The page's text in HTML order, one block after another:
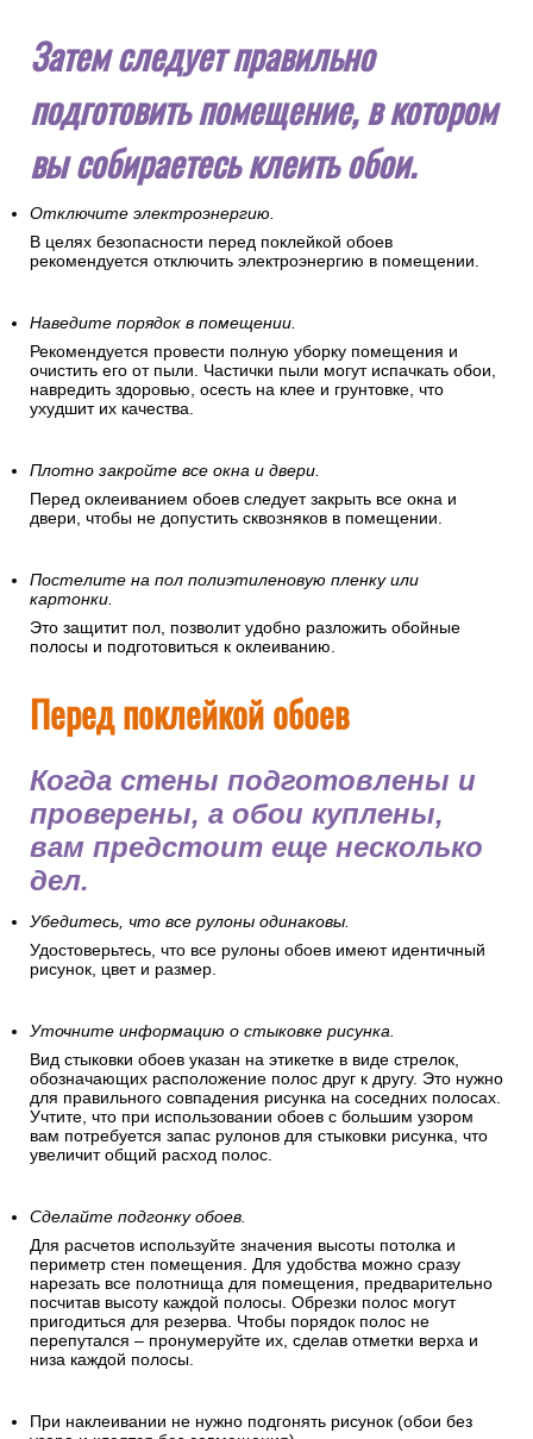
Затем следует правильно
подготовить помещение, в котором
вы собираетесь клеить обои.
Отключите электроэнергию.
В целях безопасности перед поклейкой обоев
рекомендуется отключить электроэнергию в помещении.
Наведите порядок в помещении.
Рекомендуется провести полную уборку помещения и
очистить его от пыли. Частички пыли могут испачкать обои,
навредить здоровью, осесть на клее и грунтовке, что
ухудшит их качества.
Плотно закройте все окна и двери.
Перед оклеиванием обоев следует закрыть все окна и
двери, чтобы не допустить сквозняков в помещении.
Постелите на пол полиэтиленовую пленку или
картонки.
Это защитит пол, позволит удобно разложить обойные
полосы и подготовиться к оклеиванию.
Перед поклейкой обоев
Когда стены подготовлены и
проверены, а обои куплены,
вам предстоит еще несколько
дел.
Убедитесь, что все рулоны одинаковы.
Удостоверьтесь, что все рулоны обоев имеют идентичный
рисунок, цвет и размер.
Уточните информацию о стыковке рисунка.
Вид стыковки обоев указан на этикетке в виде стрелок,
обозначающих расположение полос друг к другу. Это нужно
для правильного совпадения рисунка на соседних полосах.
Учтите, что при использовании обоев с большим узором
вам потребуется запас рулонов для стыковки рисунка, что
увеличит общий расход полос.
Сделайте подгонку обоев.
Для расчетов используйте значения высоты потолка и
периметр стен помещения. Для удобства можно сразу
нарезать все полотнища для помещения, предварительно
посчитав высоту каждой полосы. Обрезки полос могут
пригодиться для резерва. Чтобы порядок полос не
перепутался – пронумеруйте их, сделав отметки верха и
низа каждой полосы.
При наклеивании не нужно подгонять рисунок (обои без